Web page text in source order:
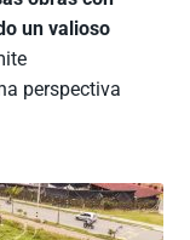
un valioso
perspectiva